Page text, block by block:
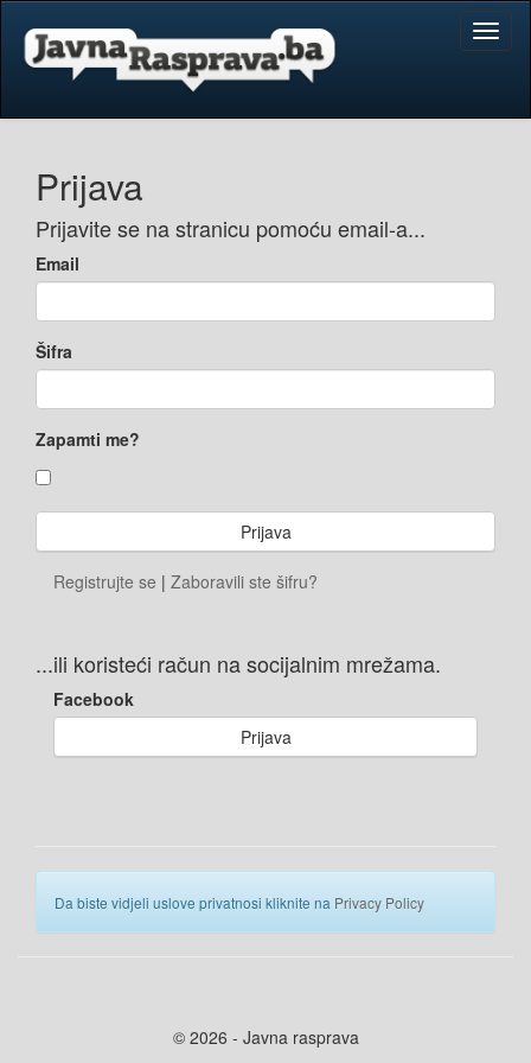
Prijava
Prijavite se na stranicu pomoću email-a...
Email
Šifra
Zapamti me?
Registrujte se | Zaboravili ste šifru?
...ili koristeći račun na socijalnim mrežama.
Facebook
Prijava
Da biste vidjeli uslove privatnosi kliknite na Privacy Policy
© 2026 - Javna rasprava